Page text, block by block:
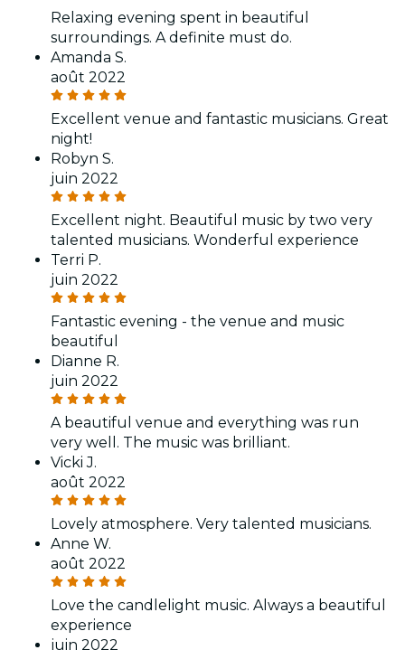
Relaxing evening spent in beautiful
surroundings. A definite must do.
Amanda S.
août 2022
Excellent venue and fantastic musicians. Great
night!
Robyn S.
juin 2022
Excellent night. Beautiful music by two very
talented musicians. Wonderful experience
Terri P.
juin 2022
Fantastic evening - the venue and music
beautiful
Dianne R.
juin 2022
A beautiful venue and everything was run
very well. The music was brilliant.
Vicki J.
août 2022
Lovely atmosphere. Very talented musicians.
Anne W.
août 2022
Love the candlelight music. Always a beautiful
experience
juin 2022